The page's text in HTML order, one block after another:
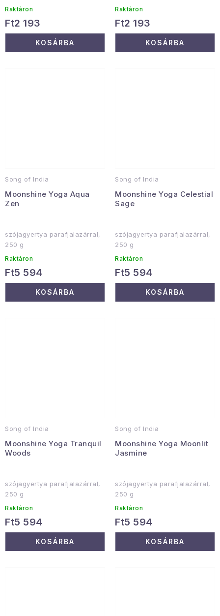
Raktáron
Ft2 193
KOSÁRBA
Raktáron
Ft2 193
KOSÁRBA
Song of India
Moonshine Yoga Aqua
Zen
szójagyertya parafjalazárral,
250 g
Raktáron
Ft5 594
KOSÁRBA
Song of India
Moonshine Yoga Celestial
Sage
szójagyertya parafjalazárral,
250 g
Raktáron
Ft5 594
KOSÁRBA
Song of India
Moonshine Yoga Tranquil
Woods
szójagyertya parafjalazárral,
250 g
Raktáron
Ft5 594
KOSÁRBA
Song of India
Moonshine Yoga Moonlit
Jasmine
szójagyertya parafjalazárral,
250 g
Raktáron
Ft5 594
KOSÁRBA